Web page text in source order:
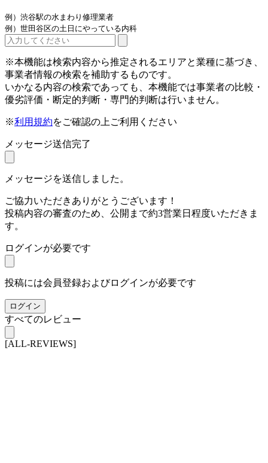
例）渋谷駅の水まわり修理業者
例）世田谷区の土日にやっている内科
※本機能は検索内容から推定されるエリアと業種に基づき、
事業者情報の検索を補助するものです。
いかなる内容の検索であっても、本機能では事業者の比較・
優劣評価・断定的判断・専門的判断は行いません。
※利用規約をご確認の上ご利用ください
メッセージ送信完了
メッセージを送信しました。
ご協力いただきありがとうございます！
投稿内容の審査のため、公開まで約3営業日程度いただきま
す。
ログインが必要です
投稿には会員登録およびログインが必要です
ログイン
すべてのレビュー
[ALL-REVIEWS]